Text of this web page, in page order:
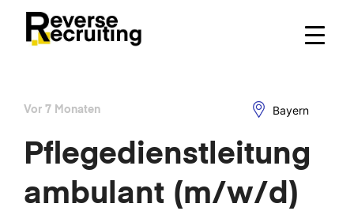
content
Vor 7 Monaten Bayern
Pflegedienstleitung
ambulant (m/w/d)